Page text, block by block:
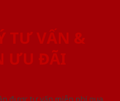
TƯ VẤN &
ƯU ĐÃI